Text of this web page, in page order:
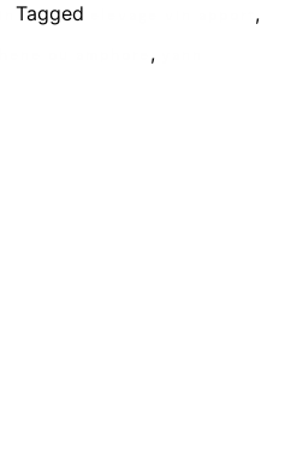
Tagged ,
,